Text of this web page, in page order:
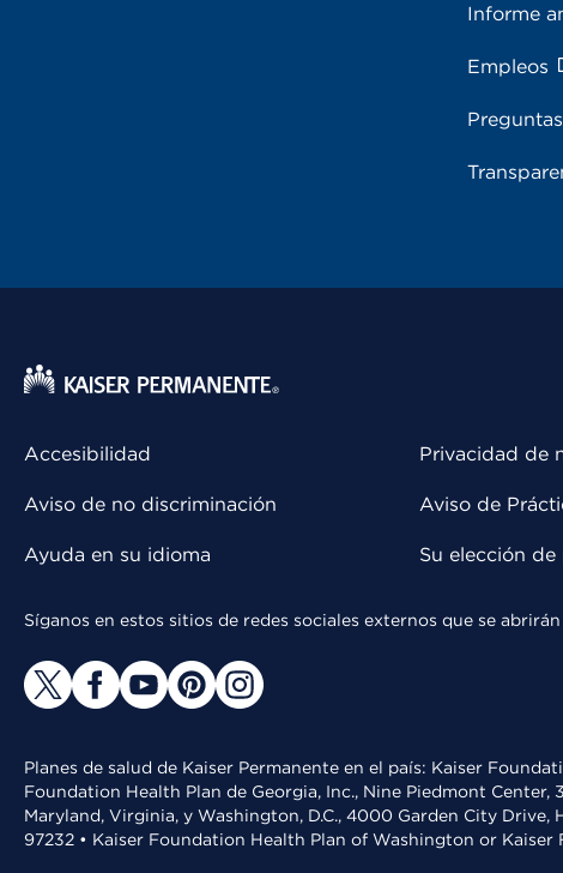
Informe
Empleos
Accesibilidad
Aviso de no discriminación
Ayuda en su idioma
Privacidad de
Aviso de
Su elección
Síganos en estos sitios de redes sociales externos que se
Planes de salud de Kaiser Permanente en el país: Kaiser
Foundation Health Plan de Georgia, Inc., Nine Piedmont
Maryland, Virginia, y Washington, D.C., 4000 Garden City
97232 • Kaiser Foundation Health Plan of Washington or